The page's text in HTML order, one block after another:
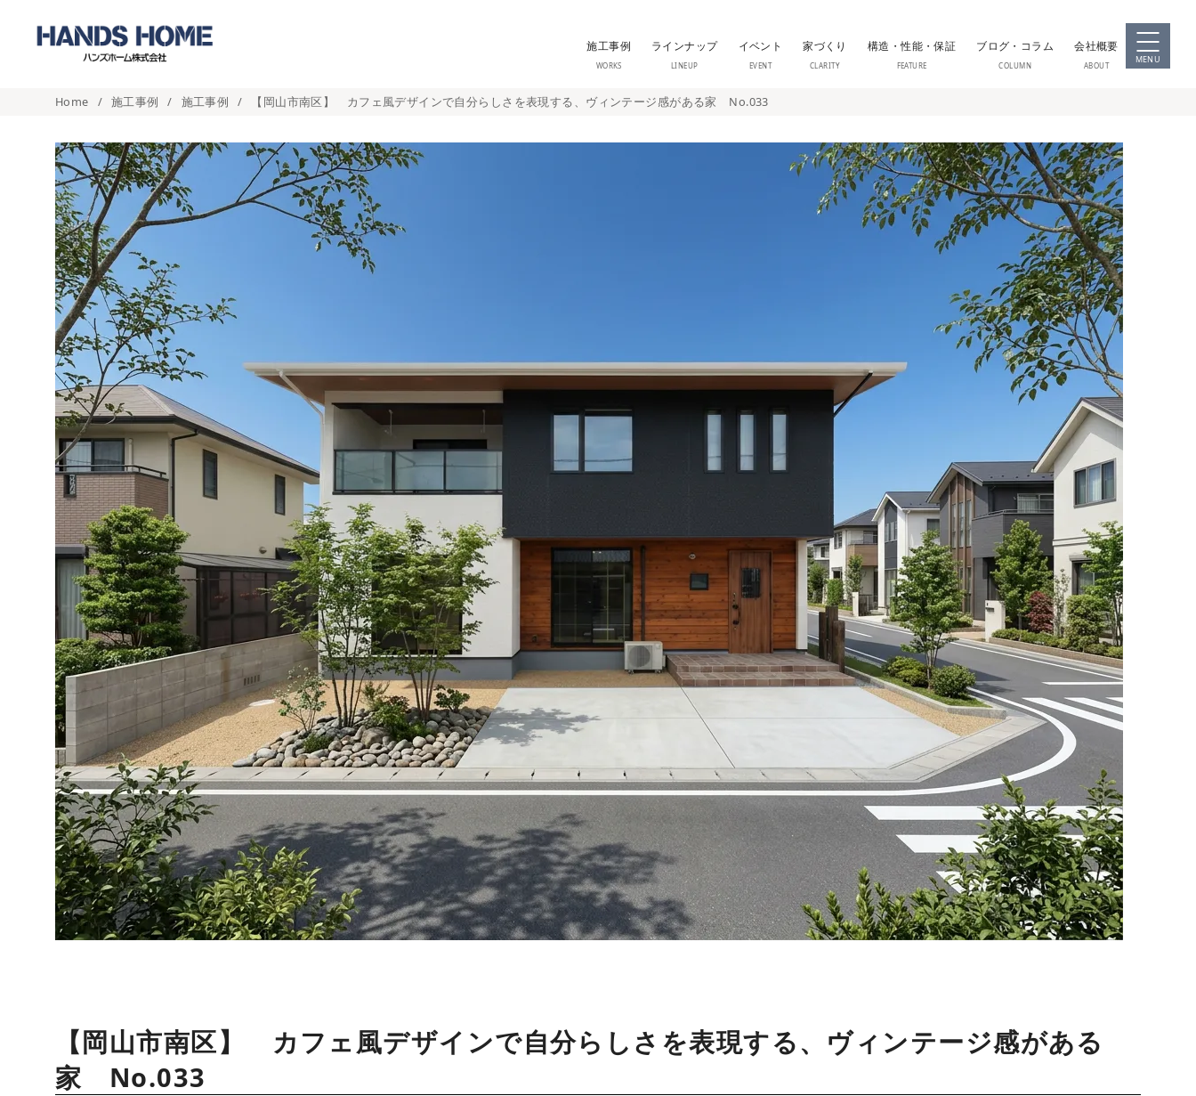
施工事例
WORKS
ラインナップ
LINEUP
イベント
EVENT
家づくり
CLARITY
構造・性能・保証
FEATURE
ブログ・コラム
COLUMN
会社概要
ABOUT
Home 施工事例 施工事例 【岡山市南区】 カフェ風デザインで自分らしさを表現する、ヴィンテージ感がある家 No.033
【岡山市南区】 カフェ風デザインで自分らしさを表現する、ヴィンテージ感がある
家 No.033
MENU